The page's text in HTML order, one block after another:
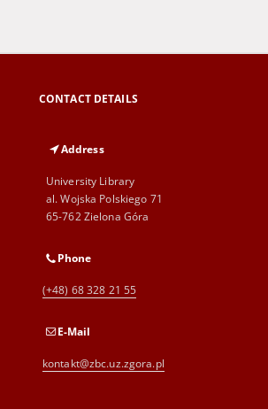
CONTACT DETAILS
Address
University Library
al. Wojska Polskiego 71
65-762 Zielona Góra
Phone
(+48) 68 328 21 55
E-Mail
kontakt@zbc.uz.zgora.pl